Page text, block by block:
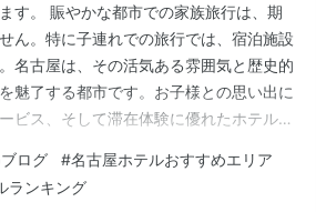
す。 賑やかな都市での家族旅行は、期
ん。特に子連れでの旅行では、宿泊施設
名古屋は、その活気ある雰囲気と歴史的
魅了する都市です。お子様との思い出に
ビス、そして滞在体験に優れたホテルを
、家族旅行に最適なデスティネーション
徳川園の美…
ログ #名古屋ホテルおすすめエリア
ランキング